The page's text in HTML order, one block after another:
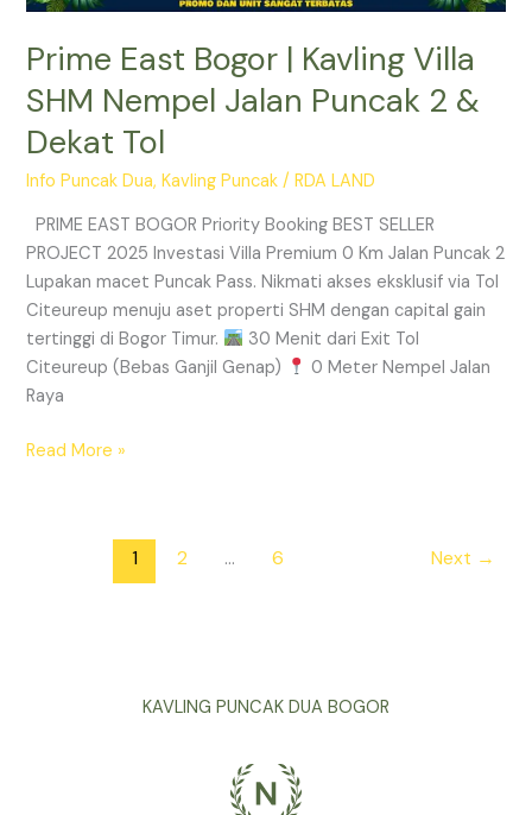
Prime East Bogor | Kavling Villa
SHM Nempel Jalan Puncak 2 &
Dekat Tol
Info Puncak Dua,Kavling Puncak /RDA LAND
PRIME EAST BOGOR Priority Booking BEST SELLER
PROJECT 2025 Investasi Villa Premium 0 Km Jalan Puncak 2
Lupakan macet Puncak Pass. Nikmati akses eksklusif via Tol
Citeureup menuju aset properti SHM dengan capital gain
tertinggi di Bogor Timur.
30 Menit dari Exit Tol
Citeureup (Bebas Ganjil Genap)
0 Meter Nempel Jalan
Raya
Read More »
1 2 … 6 Next →
KAVLING PUNCAK DUA BOGOR